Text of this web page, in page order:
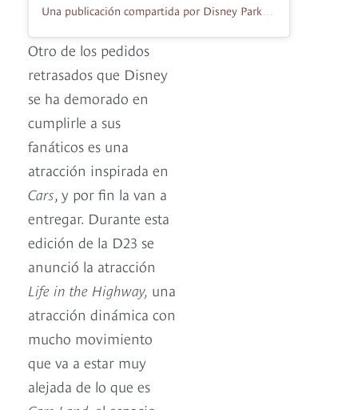
Otro de los pedidos
retrasados que Disney
se ha demorado en
cumplirle a sus
fanáticos es una
atracción inspirada en
Cars , y por fin la van a
entregar. Durante esta
edición de la D23 se
anunció la atracción
Life in the Highway, una
atracción dinámica con
mucho movimiento
que va a estar muy
alejada de lo que es